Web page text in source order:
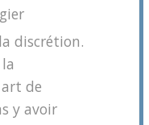
discrétion.
de
y avoir